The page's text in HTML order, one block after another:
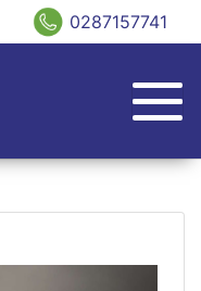
0287157741